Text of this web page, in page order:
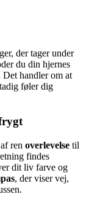
der tager under
du din hjernes
Det handler om at
føler dig
ren overlevelse til
findes
dit liv farve og
, der viser vej,